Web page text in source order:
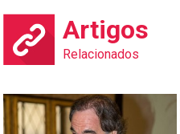
Artigos
Relacionados